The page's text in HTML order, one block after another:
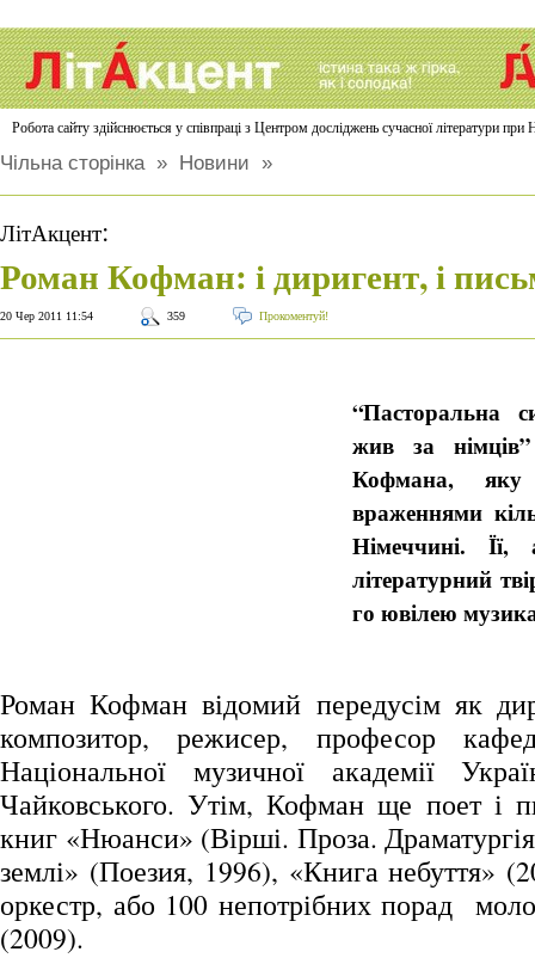
Робота сайту здійснюється у співпраці з Центром досліджень сучасної літератури
Чільна сторінка» Новини »
ЛітАкцент:
Роман Кофман: і диригент, і
20 Чер 2011 11:54 359 Прокоментуй!
“Пасторальна
жив за
Кофмана,
враженнями
Німеччині.
літературний
го ювілею
Роман Кофман відомий передусім як
композитор, режисер, професор
Національної музичної академії
Чайковського. Утім, Кофман ще поет і
книг «Нюанси» (Вірші. Проза.
землі» (Поезия, 1996), «Книга небуття»
оркестр, або 100 непотрібних порад
(2009).